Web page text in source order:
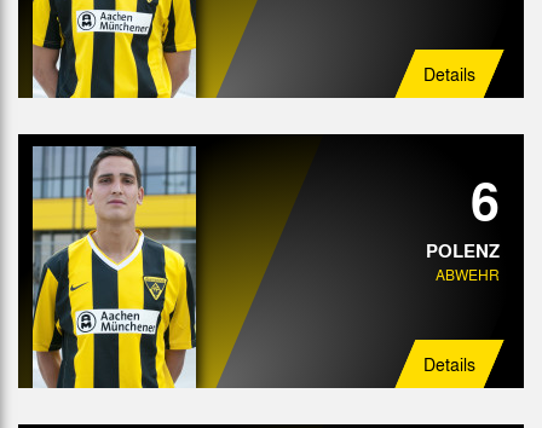
Details
6
POLENZ
ABWEHR
Details